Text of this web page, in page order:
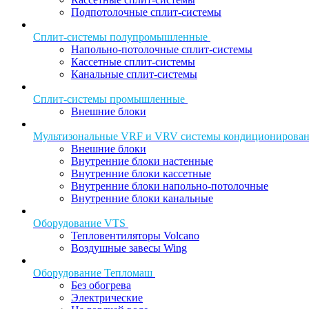
Подпотолочные сплит-системы
Сплит-системы полупромышленные
Напольно-потолочные сплит-системы
Кассетные сплит-системы
Канальные сплит-системы
Сплит-системы промышленные
Внешние блоки
Мультизональные VRF и VRV системы
Внешние блоки
Внутренние блоки настенные
Внутренние блоки кассетные
Внутренние блоки напольно-потолочные
Внутренние блоки канальные
Оборудование VTS
Тепловентиляторы Volcano
Воздушные завесы Wing
Оборудование Тепломаш
Без обогрева
Электрические